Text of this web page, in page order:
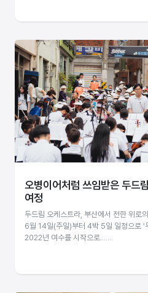
오병이어처럼 쓰임받은 두드
여정
두드림 오케스트라, 부산에서 전한 위로
6월 14일(주일)부터 4박 5일 일정으로 ‘
2022년 여수를 시작으로.......